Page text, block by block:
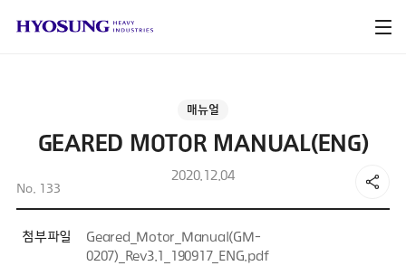
매뉴얼
GEARED MOTOR MANUAL(ENG)
2020.12.04
No. 133
첨부파일
Geared_Motor_Manual(GM-
0207)_Rev3.1_190917_ENG.pdf